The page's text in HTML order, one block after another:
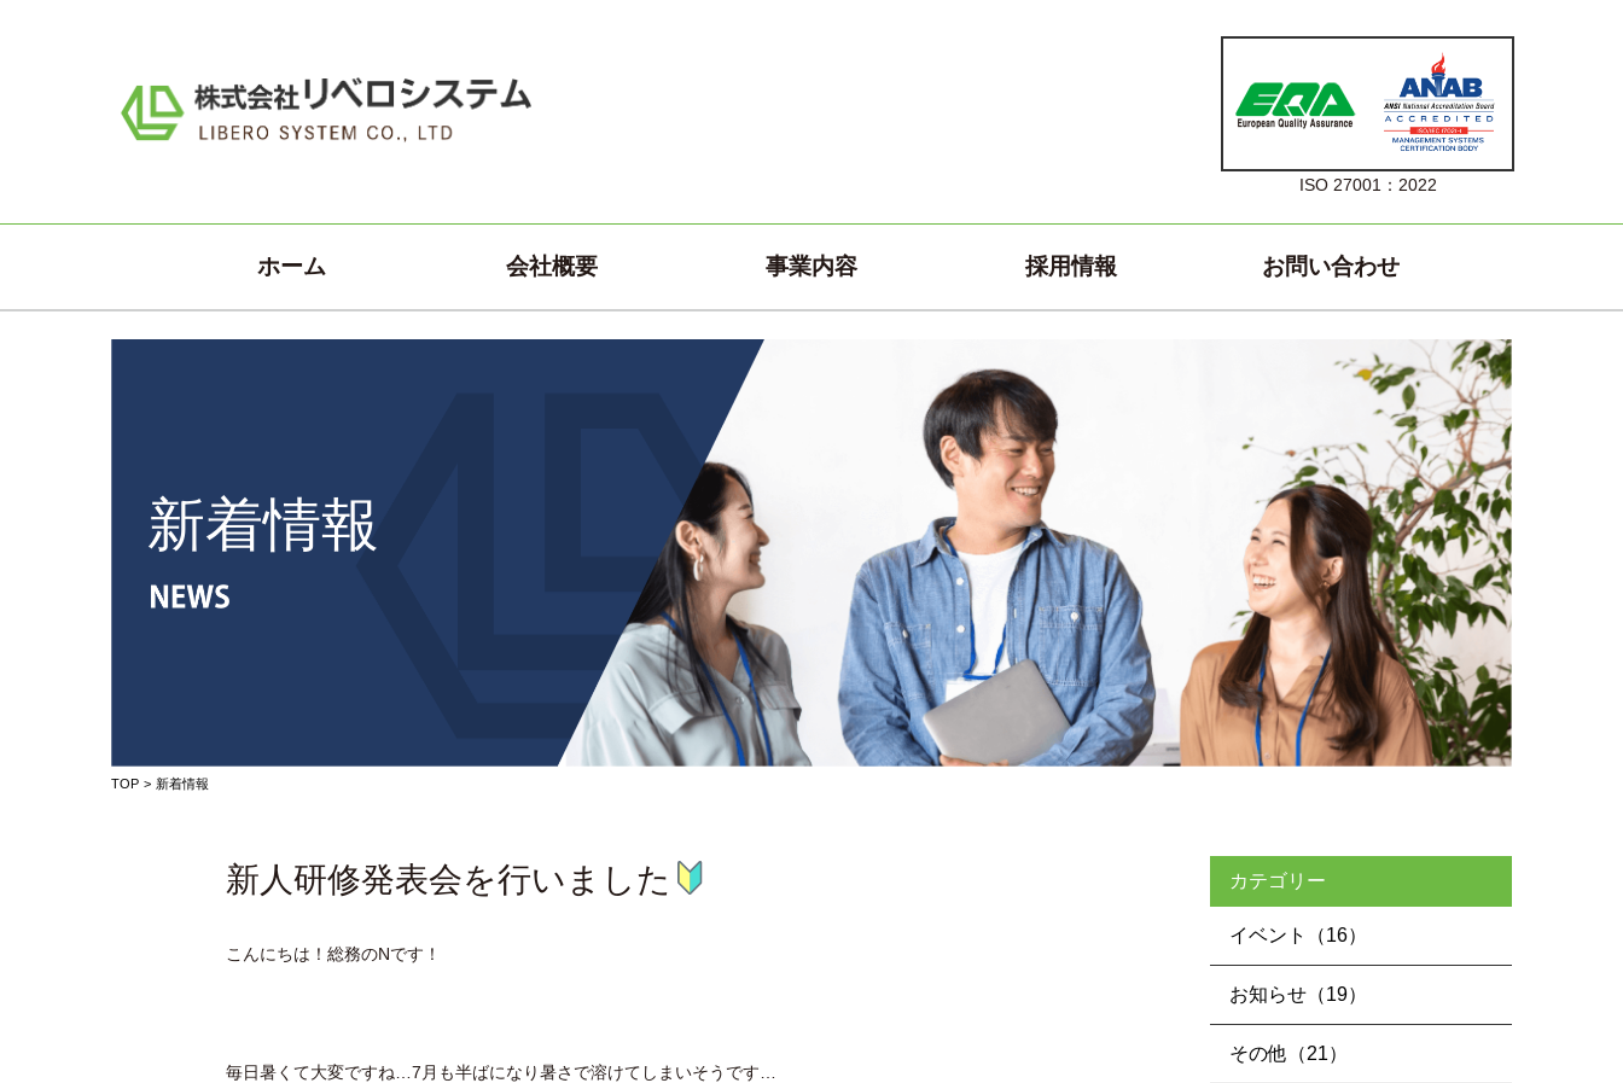
ISO 27001：2022
ホーム 会社概要 事業内容 採用情報 お問い合わせ
新着情報
TOP 新着情報
新人研修発表会を行いました
こんにちは！総務のNです！
毎日暑くて大変ですね…7月も半ばになり暑さで溶けてしまいそうです…
カテゴリー
イベント（16）
お知らせ（19）
その他（21）